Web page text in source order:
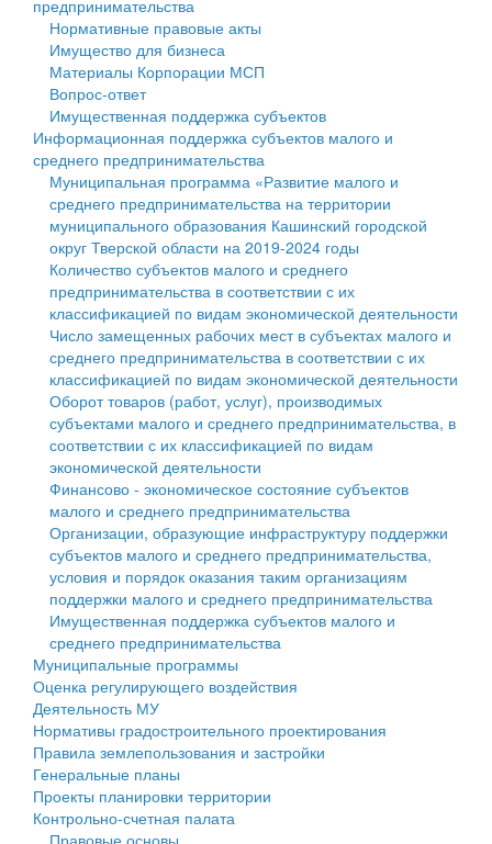
Государственные услуги
Промышленность и АПК
Экономика и бизнес
...
Символика
Устав
Гостям округа
Туризм
Культура
Образование
Здравоохранение
Социальная защита
Фотоальбом
муниципального округа Тверской области
Администрация Кашинского муниципального округа
Тверской области
Управление сельскими территориями
Открытые данные
Работа с обращениями граждан
Муниципальный контроль
Муниципальные услуги
Проекты административных регламентов
Антимонопольный комплаенс
Противодействие коррупции
Финансовое управление
Бюджет для граждан
Имущество
Выявление правообладателей ранее учтенных
объектов недвижимости
Имущественная поддержка субъектов малого и
среднего предпринимательства
Информационная поддержка субъектов малого и
среднего предпринимательства
Муниципальные программы
Контрольно-счетная палата
Персональные данные
Оценка регулирующего воздействия
Деятельность МУ
Нормативы градостроительного проектирования
Правила землепользования и застройки
Генеральные планы
Проекты планировки территории
Собрание депутатов
предпринимательства
Нормативные правовые акты
Имущество для бизнеса
Материалы Корпорации МСП
Вопрос-ответ
Имущественная поддержка субъектов
Информационная поддержка субъектов малого и
среднего предпринимательства
Муниципальная программа «Развитие малого и
среднего предпринимательства на территории
муниципального образования Кашинский городской
округ Тверской области на 2019-2024 годы
Количество субъектов малого и среднего
предпринимательства в соответствии с их
классификацией по видам экономической деятельности
Число замещенных рабочих мест в субъектах малого и
среднего предпринимательства в соответствии с их
классификацией по видам экономической деятельности
Оборот товаров (работ, услуг), производимых
субъектами малого и среднего предпринимательства, в
соответствии с их классификацией по видам
экономической деятельности
Финансово - экономическое состояние субъектов
малого и среднего предпринимательства
Организации, образующие инфраструктуру поддержки
субъектов малого и среднего предпринимательства,
условия и порядок оказания таким организациям
поддержки малого и среднего предпринимательства
Имущественная поддержка субъектов малого и
среднего предпринимательства
Муниципальные программы
Оценка регулирующего воздействия
Деятельность МУ
Нормативы градостроительного проектирования
Правила землепользования и застройки
Генеральные планы
Проекты планировки территории
Контрольно-счетная палата
Правовые основы